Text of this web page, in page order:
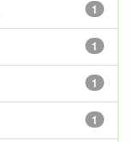
1
1
1
1